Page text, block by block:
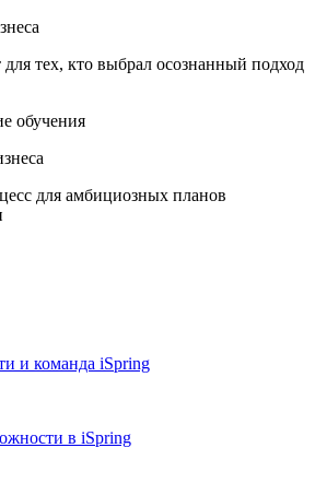
тех, кто выбрал осознанный подход
обучения
для амбициозных планов
и команда iSpring
в iSpring